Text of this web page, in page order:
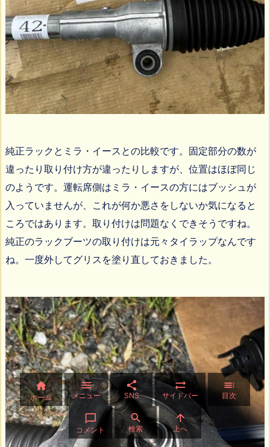
純正ラックとミラ・イースとの比較です。固定部分の数が
違ったり取り付け方が違ったりしますが、位置はほぼ同じ
のようです。運転席側はミラ・イースの方にはブッシュが
入っていませんが、これが何か悪さをしないか気になると
ころではあります。取り付けは問題なくできそうですね。
純正のラックブーツの取り付けは元々タイラップなんです
ね。一度外してグリスを塗り直しておきました。

ホーム

メニュー

SNS

サイドバー

目次

コメント

検索

上へ